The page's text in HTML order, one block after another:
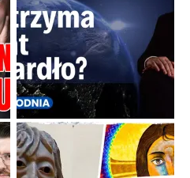
Maryjna alternatywa dla